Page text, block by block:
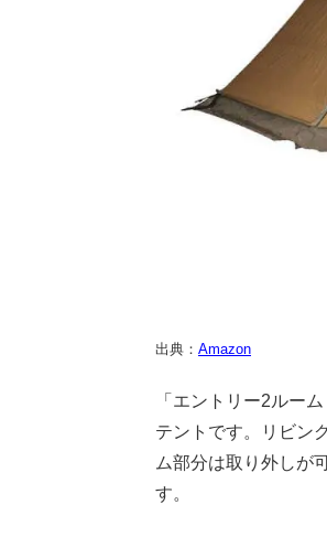
出典： Amazon
「エントリー2ルー
テントです。リビン
ム部分は取り外しが
す。